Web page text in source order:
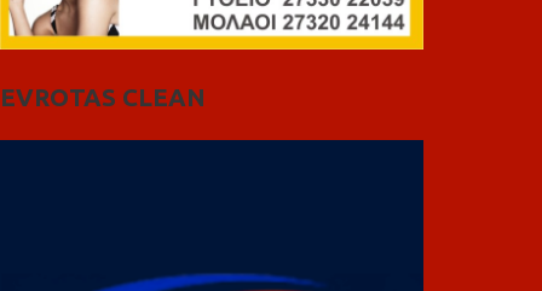
EVROTAS CLEAN